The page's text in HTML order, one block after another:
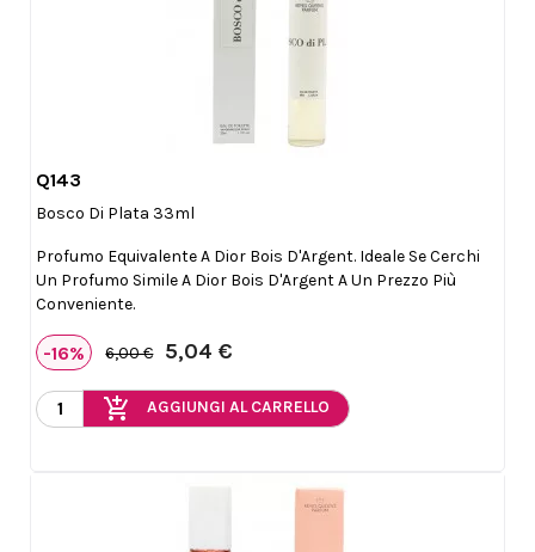
Q143
Bosco Di Plata 33ml
Profumo Equivalente A Dior Bois D'Argent. Ideale Se Cerchi
Un Profumo Simile A Dior Bois D'Argent A Un Prezzo Più
Conveniente.
-16% 6,00 € 5,04 €
add_shopping_cart AGGIUNGI AL CARRELLO